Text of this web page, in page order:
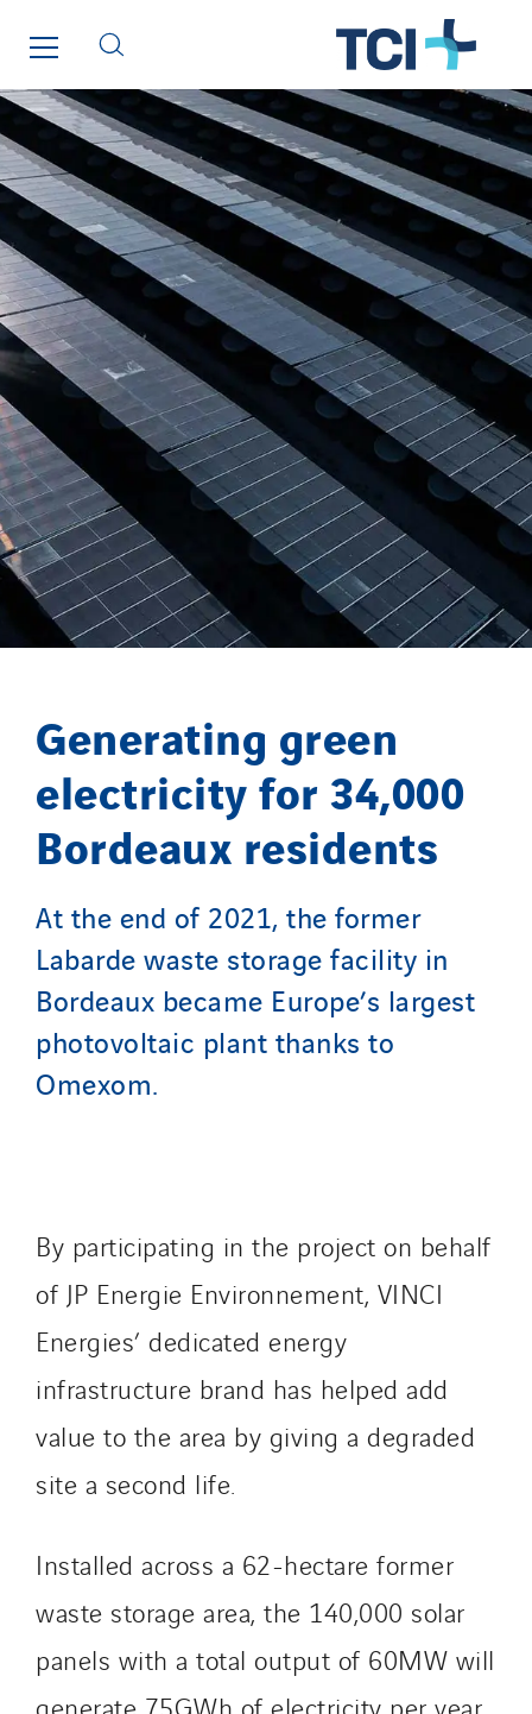
Generating green
electricity for 34,000
Bordeaux residents
At the end of 2021, the former
Labarde waste storage facility in
Bordeaux became Europe’s largest
photovoltaic plant thanks to
Omexom.
By participating in the project on behalf
of JP Energie Environnement, VINCI
Energies’ dedicated energy
infrastructure brand has helped add
value to the area by giving a degraded
site a second life.
Installed across a 62-hectare former
waste storage area, the 140,000 solar
panels with a total output of 60MW will
generate 75GWh of electricity per year,
SDEL Transport
SDEL Transport Services
Sedam
SEDD
Service One Alliance
Seves
SKE-International
Smart Building Energies
Socalec
Sotécnica
SparkEx® Funkenlöschanlagen
STE Armor
Strasser
Stroomverdeler
Sylvestre Energies
TelComTec
Telematic Solutions
Tiab
Top Thermique
TranzCom
Travesset Beziers
Tunzini Grand Ouest
Tunzini Maintenance Nucléaire
TUNZINI Nucléaire
Tunzini Paris
Tunzini Toulouse
Valette
VINCI Stiftung
SITES PAYS
Austria
Belgium
Brasil
Danemark
Germany
Indonesia